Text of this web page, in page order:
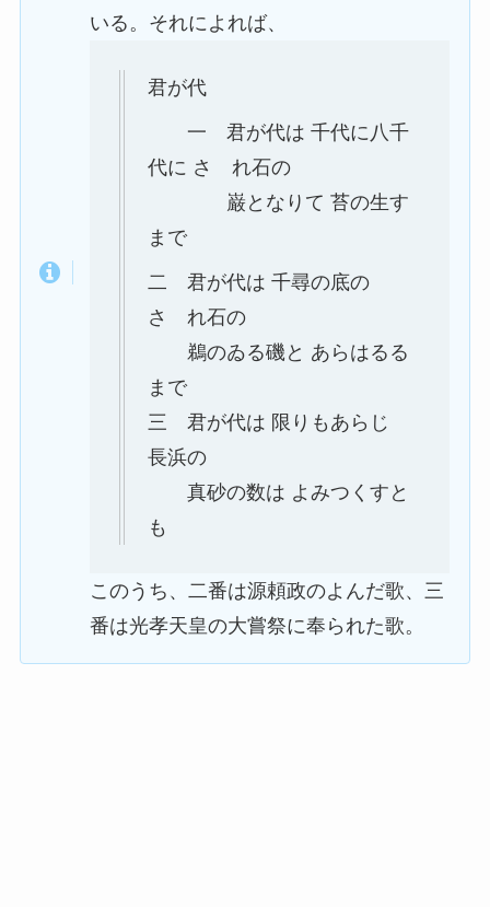
いる。それによれば、
君が代
一君が代は 千代に八千
代に さゞれ石の
巌となりて 苔の生す
まで
二君が代は 千尋の底の
さゞれ石の
鵜のゐる磯と あらはるる
まで
三君が代は 限りもあらじ
長浜の
真砂の数は よみつくすと
も
このうち、二番は源頼政のよんだ歌、三
番は光孝天皇の大嘗祭に奉られた歌。